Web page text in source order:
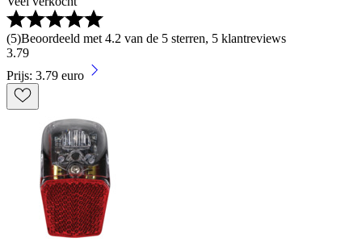
(5)Beoordeeld met 4.2 van de 5 sterren, 5 klantreviews
3.79
Prijs: 3.79 euro